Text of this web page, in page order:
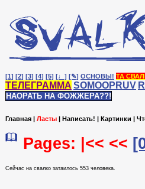
[1] [2] [3] [4] [5] [♩] [✎] ОСНОВЫ! ТА
ТЕЛЕГРАММА SOMOOPRUV
НАОРАТЬ НА ФОЖЖЕРА??!
Главная | Ласты | Написать! | Картинки |
Pages: |<< <<
Сейчас на cвалко затаилось 553 человека.